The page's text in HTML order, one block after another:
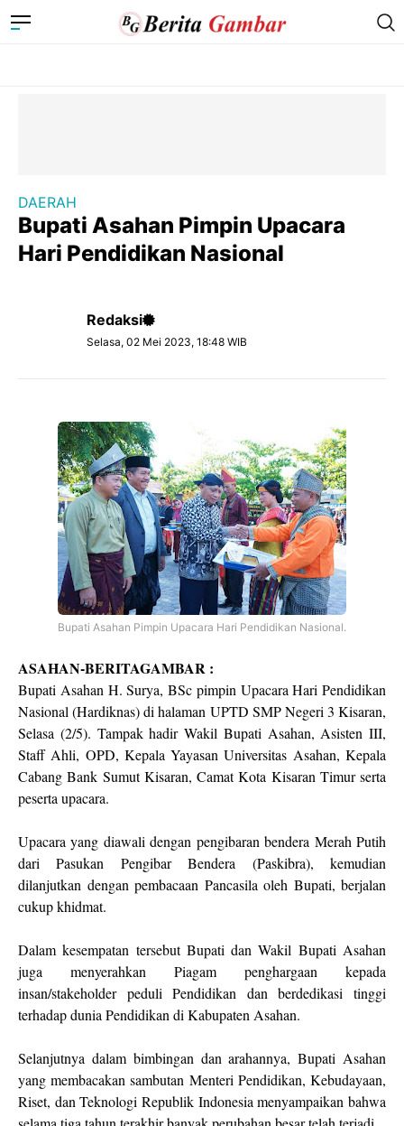
DAERAH
Bupati Asahan Pimpin Upacara
Hari Pendidikan Nasional
Redaksi
Selasa, 02 Mei 2023, 18:48 WIB
Bupati Asahan Pimpin Upacara Hari Pendidikan Nasional.
ASAHAN-BERITAGAMBAR :
Bupati Asahan H. Surya, BSc pimpin Upacara Hari Pendidikan
Nasional (Hardiknas) di halaman UPTD SMP Negeri 3 Kisaran,
Selasa (2/5). Tampak hadir Wakil Bupati Asahan, Asisten III,
Staff Ahli, OPD, Kepala Yayasan Universitas Asahan, Kepala
Cabang Bank Sumut Kisaran, Camat Kota Kisaran Timur serta
peserta upacara.
Upacara yang diawali dengan pengibaran bendera Merah Putih
dari Pasukan Pengibar Bendera (Paskibra), kemudian
dilanjutkan dengan pembacaan Pancasila oleh Bupati, berjalan
cukup khidmat.
Dalam kesempatan tersebut Bupati dan Wakil Bupati Asahan
juga menyerahkan Piagam penghargaan kepada
insan/stakeholder peduli Pendidikan dan berdedikasi tinggi
terhadap dunia Pendidikan di Kabupaten Asahan.
Selanjutnya dalam bimbingan dan arahannya, Bupati Asahan
yang membacakan sambutan Menteri Pendidikan, Kebudayaan,
Riset, dan Teknologi Republik Indonesia menyampaikan bahwa